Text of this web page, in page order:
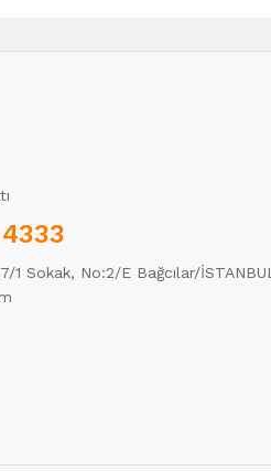
1 Sokak, No:2/E Bağcılar/İSTANBUL